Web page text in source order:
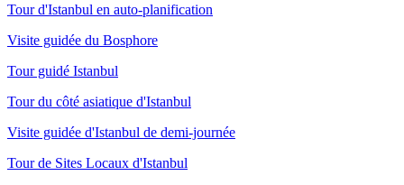
Tour d'Istanbul en auto-planification
Visite guidée du Bosphore
Tour guidé Istanbul
Tour du côté asiatique d'Istanbul
Visite guidée d'Istanbul de demi-journée
Tour de Sites Locaux d'Istanbul